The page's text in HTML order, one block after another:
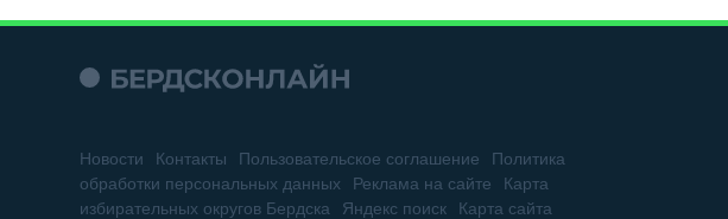
Новости Контакты Пользовательское соглашение
Политика
обработки персональных данных
Реклама на сайте
Карта
избирательных округов Бердска
Яндекс поиск Карта сайта